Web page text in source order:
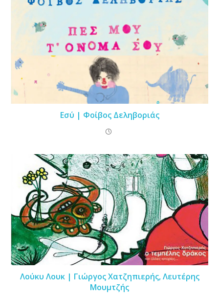
Εσύ | Φοίβος Δεληβοριάς
Λούκυ Λουκ | Γιώργος Χατζηπιερής, Λευτέρης
Μουμτζής